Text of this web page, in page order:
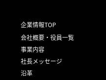
企業情報TOP
会社概要・役員一覧
事業内容
社長メッセージ
沿革